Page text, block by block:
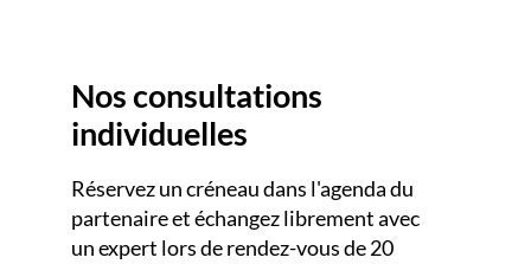
Nos consultations
individuelles
Réservez un créneau dans l'agenda du
partenaire et échangez librement avec
un expert lors de rendez-vous de 20